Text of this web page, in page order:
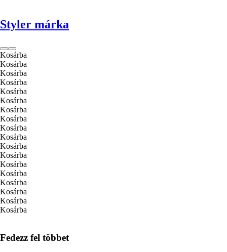
Styler márka
Kosárba
Kosárba
Kosárba
Kosárba
Kosárba
Kosárba
Kosárba
Kosárba
Kosárba
Kosárba
Kosárba
Kosárba
Kosárba
Kosárba
Kosárba
Kosárba
Kosárba
Kosárba
Fedezz fel többet